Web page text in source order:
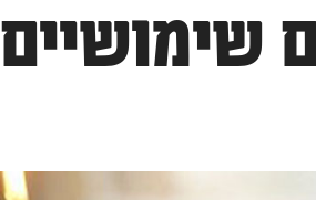
שימושיים